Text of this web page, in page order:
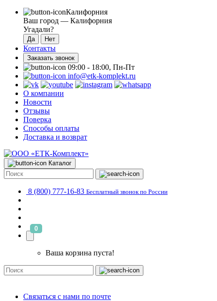
Калифорния
Ваш город — Калифорния
Угадали?
Контакты
Заказать звонок
09:00 - 18:00, Пн-Пт
info@etk-komplekt.ru
О компании
Новости
Отзывы
Поверка
Способы оплаты
Доставка и возврат
Каталог
8 (800) 777-16-83 Бесплатный звонок по России
0
Ваша корзина пуста!
Связаться с нами по почте